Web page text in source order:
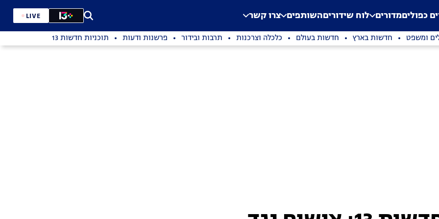
Application error: a
. כפוליםמדורים לוח שידוריםהשותפים צרו קשר LIVE
ומשפט חדשות בארץ חדשות בעולם כלכלה וצרכנות תרבות ובידור פרשנות ודעות תוכניות חדשות 13